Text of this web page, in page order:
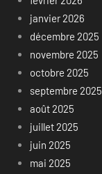
janvier 2026
décembre 2025
novembre 2025
octobre 2025
septembre 2025
août 2025
juillet 2025
juin 2025
mai 2025